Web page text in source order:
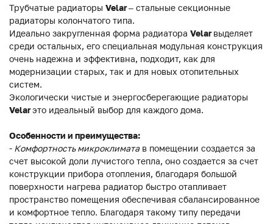
Трубчатые радиаторы Velar– стальные секционные
радиаторы колончатого типа.
Идеально закругленная форма радиатора Velarвыделяет
среди остальных, его специальная модульная конструкция
очень надежна и эффективна, подходит, как для
модернизации старых, так и для новых отопительных
систем.
Экологически чистые и энергосберегающие радиаторы
Velarэто идеальный выбор для каждого дома.
Особенности и преимущества:
- Комфортность микроклиматав помещении создается за
счет высокой доли лучистого тепла, оно создается за счет
конструкции прибора отопления, благодаря большой
поверхности нагрева радиатор быстро отапливает
пространство помещения обеспечивая сбалансированное
и комфортное тепло. Благодаря такому типу передачи